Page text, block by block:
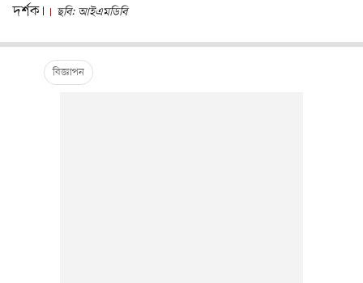
দর্শক।
ছবি: আইএমডিবি